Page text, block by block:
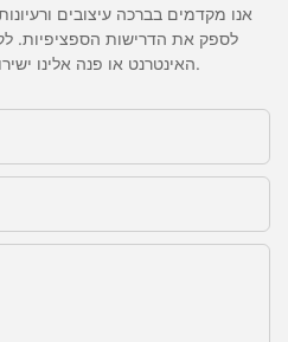
אנו מקדמים בברכה עיצובים
לספק את הדרישות הספציפיות.
האינטרנט או פנה אלינו ישירות עם שאלות או פניות.